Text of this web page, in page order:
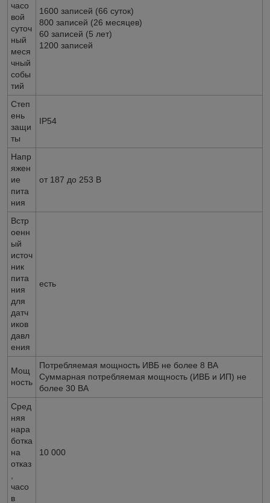
часо
вой
суточ
ный
меся
чный
собы
тий
1600 записей (66 суток)
800 записей (26 месяцев)
60 записей (5 лет)
1200 записей
Степ
ень
защи
ты
IP54
Напр
яжен
ие
пита
ния
от 187 до 253 В
Встр
оенн
ый
источ
ник
пита
ния
для
датч
иков
давл
ения
есть
Мощ
ность
Потребляемая мощность ИВБ не более 8 ВА
Суммарная потребляемая мощность (ИВБ и ИП) не
более 30 ВА
Сред
няя
нара
ботка
на
отказ
,
часо
в
10 000